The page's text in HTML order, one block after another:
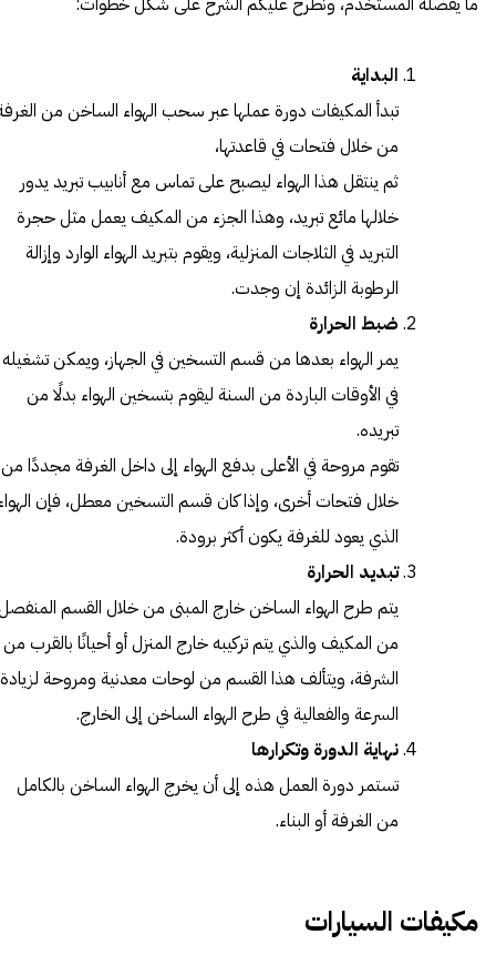
البداية
تبدأ المكيفات دورة عملها عبر سحب الهواء الساخن من
من خلال فتحات في قاعدتها،
ثم ينتقل هذا الهواء ليصبح على تماس مع أنابيب تبريد يدور
خلالها مائع تبريد، وهذا الجزء من المكيف يعمل مثل حجرة
التبريد في الثلاجات المنزلية، ويقوم بتبريد الهواء الوارد وإزالة
الرطوبة الزائدة إن وجدت.
ضبط الحرارة
يمر الهواء بعدها من قسم التسخين في الجهاز، ويمكن تشغيله
في الأوقات الباردة من السنة ليقوم بتسخين الهواء بدلًا من
تبريده.
تقوم مروحة في الأعلى بدفع الهواء إلى داخل الغرفة مجددًا من
خلال فتحات أخرى، وإذا كان قسم التسخين معطل، فإن
الذي يعود للغرفة يكون أكثر برودة.
تبديد الحرارة
يتم طرح الهواء الساخن خارج المبنى من خلال القسم
من المكيف والذي يتم تركيبه خارج المنزل أو أحيانًا بالقرب من
الشرفة، ويتألف هذا القسم من لوحات معدنية ومروحة لزيادة
السرعة والفعالية في طرح الهواء الساخن إلى الخارج.
نهاية الدورة وتكرارها
تستمر دورة العمل هذه إلى أن يخرج الهواء الساخن بالكامل
من الغرفة أو البناء.
مكيفات السيارات